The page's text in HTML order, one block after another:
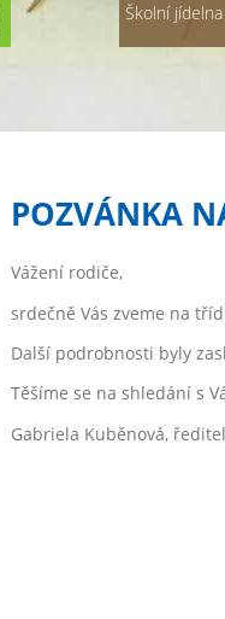
Školní jídelna
POZVÁNKA
Vážení rodiče,
srdečně Vás zveme na
Další podrobnosti byly
Těšíme se na shledání s
Gabriela Kuběnová,